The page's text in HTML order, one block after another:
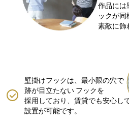
作品には
ックが同
素敵に飾
壁掛けフックは、最小限の穴で
跡が目立たない フックを
採用しており、賃貸でも安心し
設置が可能です。